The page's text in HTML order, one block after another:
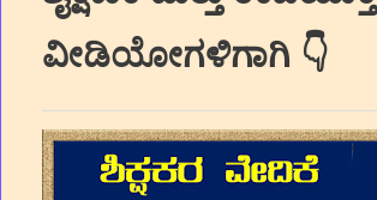
ವೀಡಿಯೋಗಳಿಗಾಗಿ 👇